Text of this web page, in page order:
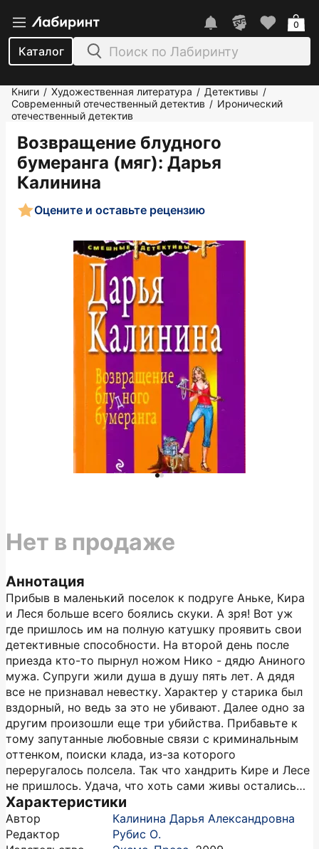
Каталог
0
Книги / Художественная литература / Детективы /
Современный отечественный детектив / Иронический
отечественный детектив
Возвращение блудного
бумеранга (мяг): Дарья
Калинина
Оцените и оставьте рецензию
Аннотация
Прибыв в маленький поселок к подруге Аньке, Кира
и Леся больше всего боялись скуки. А зря! Вот уж
где пришлось им на полную катушку проявить свои
детективные способности. На второй день после
приезда кто-то пырнул ножом Нико - дядю Аниного
мужа. Супруги жили душа в душу пять лет. А дядя
все не признавал невестку. Характер у старика был
вздорный, но ведь за это не убивают. Далее одно за
другим произошли еще три убийства. Прибавьте к
тому запутанные любовные связи с криминальным
оттенком, поиски клада, из-за которого
переругалось полсела. Так что хандрить Кире и Лесе
не пришлось. Удача, что хоть сами живы остались…
Характеристики
Автор
Калинина Дарья Александровна
Редактор
Рубис О.
Нет в продаже